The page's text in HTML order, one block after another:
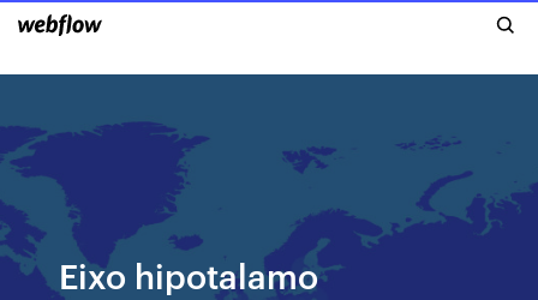
Eixo hipotalamo